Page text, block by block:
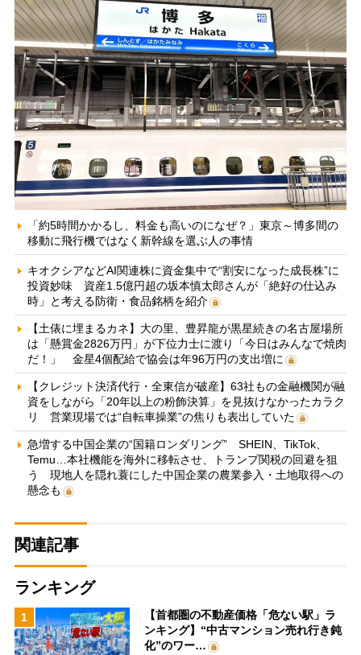
「約5時間かかるし、料金も高いのになぜ？」東京～博多間の
移動に飛行機ではなく新幹線を選ぶ人の事情
キオクシアなどAI関連株に資金集中で“割安になった成長株”に
投資妙味 資産1.5億円超の坂本慎太郎さんが「絶好の仕込み
時」と考える防衛・食品銘柄を紹介
【土俵に埋まるカネ】大の里、豊昇龍が黒星続きの名古屋場所
は「懸賞金2826万円」が下位力士に渡り「今日はみんなで焼肉
だ！」 金星4個配給で協会は年96万円の支出増に
【クレジット決済代行・全東信が破産】63社もの金融機関が融
資をしながら「20年以上の粉飾決算」を見抜けなかったカラク
リ 営業現場では“自転車操業”の焦りも表出していた
急増する中国企業の“国籍ロンダリング” SHEIN、TikTok、
Temu…本社機能を海外に移転させ、トランプ関税の回避を狙
う 現地人を隠れ蓑にした中国企業の農業参入・土地取得への
懸念も
関連記事
ランキング
1
【首都圏の不動産価格「危ない駅」ラ
ンキング】“中古マンション売れ行き鈍
化”のワー…